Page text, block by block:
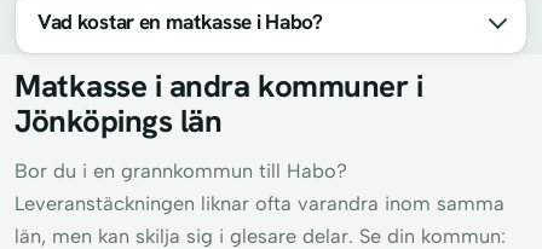
Vad kostar en matkasse i Habo?
Matkasse i andra kommuner i
Jönköpings län
Bor du i en grannkommun till Habo?
Leveranstäckningen liknar ofta varandra inom samma
län, men kan skilja sig i glesare delar. Se din kommun: